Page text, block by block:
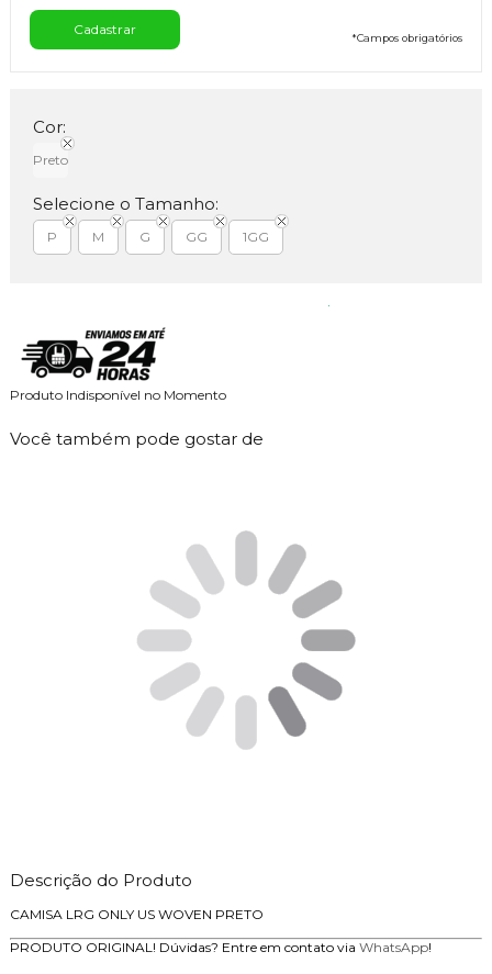
*Campos obrigatórios
Cor:
Preto
Selecione o Tamanho:
P M G GG 1GG
Produto Indisponível no Momento
Você também pode gostar de
Descrição do Produto
CAMISA LRG ONLY US WOVEN PRETO
PRODUTO ORIGINAL! Dúvidas? Entre em contato via WhatsApp!